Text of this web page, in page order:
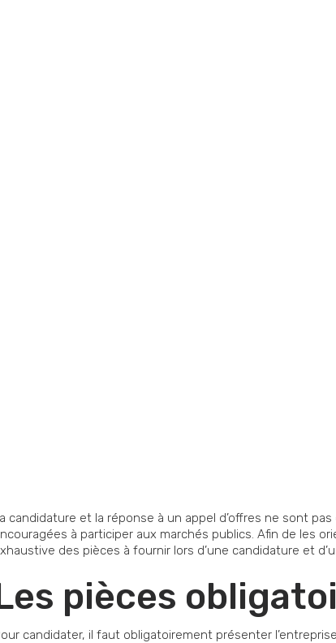
candidature et la réponse à un appel d’offres ne sont
à participer aux marchés publics. Afin de les
des pièces à fournir lors d’une candidature et
pièces
candidater, il faut obligatoirement présenter